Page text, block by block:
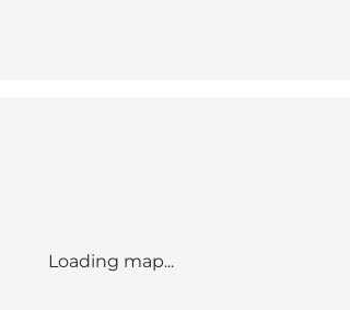
Loading map...